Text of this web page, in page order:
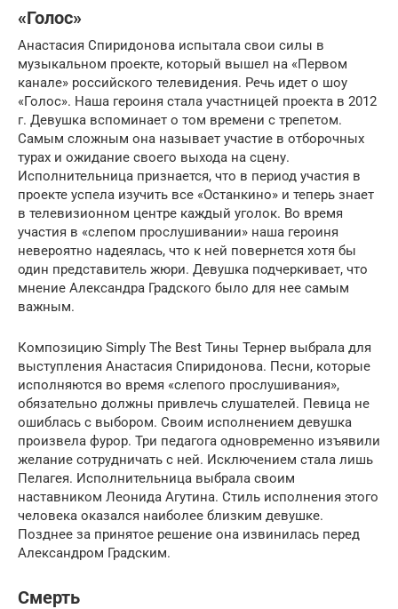
«Голос»
Анастасия Спиридонова испытала свои силы в
музыкальном проекте, который вышел на «Первом
канале» российского телевидения. Речь идет о шоу
«Голос». Наша героиня стала участницей проекта в 2012
г. Девушка вспоминает о том времени с трепетом.
Самым сложным она называет участие в отборочных
турах и ожидание своего выхода на сцену.
Исполнительница признается, что в период участия в
проекте успела изучить все «Останкино» и теперь знает
в телевизионном центре каждый уголок. Во время
участия в «слепом прослушивании» наша героиня
невероятно надеялась, что к ней повернется хотя бы
один представитель жюри. Девушка подчеркивает, что
мнение Александра Градского было для нее самым
важным.
Композицию Simply The Best Тины Тернер выбрала для
выступления Анастасия Спиридонова. Песни, которые
исполняются во время «слепого прослушивания»,
обязательно должны привлечь слушателей. Певица не
ошиблась с выбором. Своим исполнением девушка
произвела фурор. Три педагога одновременно изъявили
желание сотрудничать с ней. Исключением стала лишь
Пелагея. Исполнительница выбрала своим
наставником Леонида Агутина. Стиль исполнения этого
человека оказался наиболее близким девушке.
Позднее за принятое решение она извинилась перед
Александром Градским.
Смерть